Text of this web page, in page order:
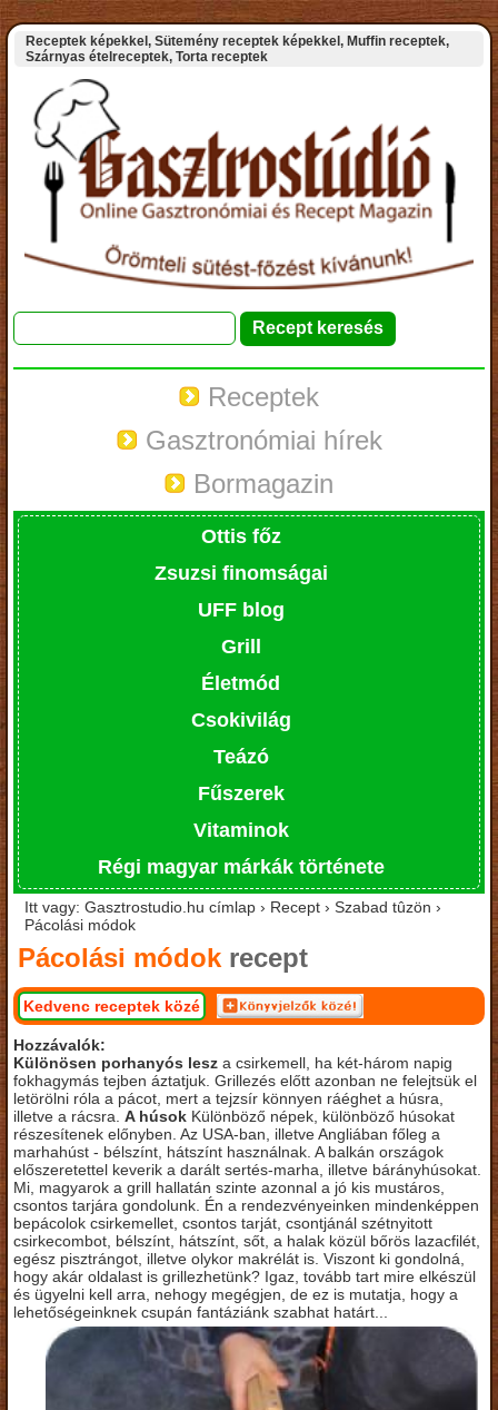
Receptek képekkel, Sütemény receptek képekkel, Muffin receptek,
Szárnyas ételreceptek, Torta receptek
Receptek
Gasztronómiai hírek
Bormagazin
Ottis főz
Zsuzsi finomságai
UFF blog
Grill
Életmód
Csokivilág
Teázó
Fűszerek
Vitaminok
Régi magyar márkák története
Itt vagy: Gasztrostudio.hu címlap › Recept › Szabad tûzön ›
Pácolási módok
Pácolási módok recept
Kedvenc receptek közé
Hozzávalók:
Különösen porhanyós lesz a csirkemell, ha két-három napig
fokhagymás tejben áztatjuk. Grillezés előtt azonban ne felejtsük el
letörölni róla a pácot, mert a tejzsír könnyen ráéghet a húsra,
illetve a rácsra. A húsok Különböző népek, különböző húsokat
részesítenek előnyben. Az USA-ban, illetve Angliában főleg a
marhahúst - bélszínt, hátszínt használnak. A balkán országok
előszeretettel keverik a darált sertés-marha, illetve bárányhúsokat.
Mi, magyarok a grill hallatán szinte azonnal a jó kis mustáros,
csontos tarjára gondolunk. Én a rendezvényeinken mindenképpen
bepácolok csirkemellet, csontos tarját, csontjánál szétnyitott
csirkecombot, bélszínt, hátszínt, sőt, a halak közül bőrös lazacfilét,
egész pisztrángot, illetve olykor makrélát is. Viszont ki gondolná,
hogy akár oldalast is grillezhetünk? Igaz, tovább tart mire elkészül
és ügyelni kell arra, nehogy megégjen, de ez is mutatja, hogy a
lehetőségeinknek csupán fantáziánk szabhat határt...